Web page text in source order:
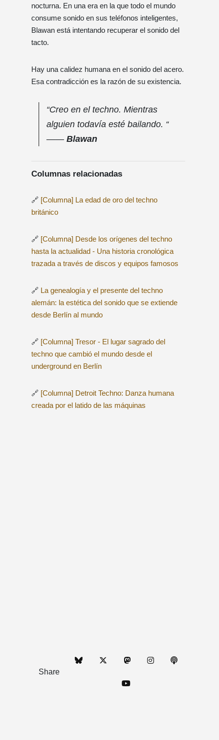
nocturna. En una era en la que todo el mundo
consume sonido en sus teléfonos inteligentes,
Blawan está intentando recuperar el sonido del
tacto.
Hay una calidez humana en el sonido del acero.
Esa contradicción es la razón de su existencia.
“Creo en el techno. Mientras
alguien todavía esté bailando. “
—— Blawan
Columnas relacionadas
🔗 [Columna] La edad de oro del techno
británico
🔗 [Columna] Desde los orígenes del techno
hasta la actualidad - Una historia cronológica
trazada a través de discos y equipos famosos
🔗 La genealogía y el presente del techno
alemán: la estética del sonido que se extiende
desde Berlín al mundo
🔗 [Columna] Tresor - El lugar sagrado del
techno que cambió el mundo desde el
underground en Berlín
🔗 [Columna] Detroit Techno: Danza humana
creada por el latido de las máquinas
Share